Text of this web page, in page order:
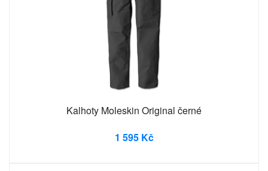
Kalhoty Moleskin Original černé
1 595 Kč